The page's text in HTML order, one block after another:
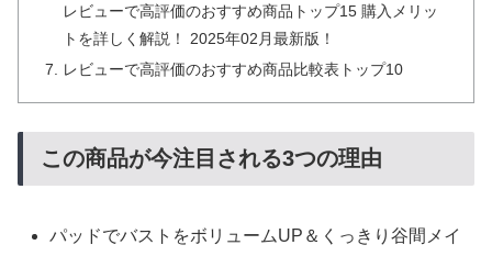
レビューで高評価のおすすめ商品トップ15 購入メリッ
トを詳しく解説！ 2025年02月最新版！
レビューで高評価のおすすめ商品比較表トップ10
この商品が今注目される3つの理由
パッドでバストをボリュームUP＆くっきり谷間メイ